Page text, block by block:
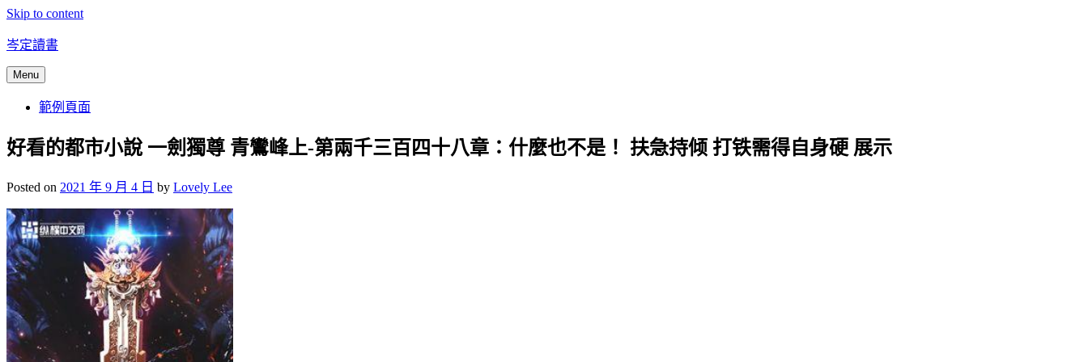
Skip to content
岑定讀書
Menu
範例頁面
好看的都市小說 一劍獨尊 青鸞峰上-第兩千三百四十八章：什麼也不是！ 扶急持倾 打铁需得自身硬 展示
Posted on 2021 年 9 月 4 日 by Lovely Lee